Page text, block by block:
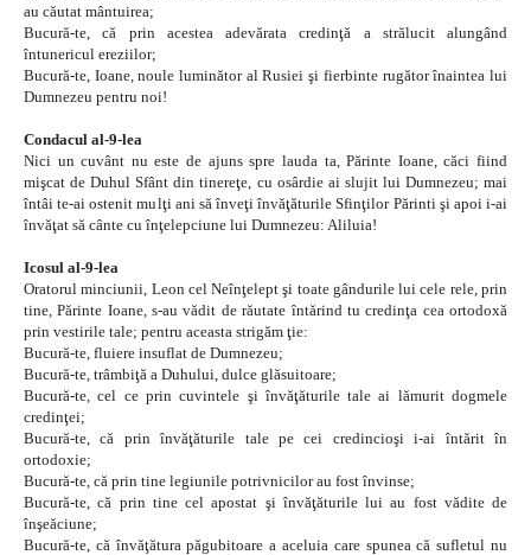
au căutat mântuirea;
Bucură-te, că prin acestea adevărata credinţă a strălucit alungând
întunericul ereziilor;
Bucură-te, Ioane, noule luminător al Rusiei şi fierbinte rugător înaintea lui
Dumnezeu pentru noi!
Condacul al-9-lea
Nici un cuvânt nu este de ajuns spre lauda ta, Părinte Ioane, căci fiind
mişcat de Duhul Sfânt din tinereţe, cu osârdie ai slujit lui Dumnezeu; mai
întâi te-ai ostenit mulţi ani să înveţi învăţăturile Sfinţilor Părinti şi apoi i-ai
învăţat să cânte cu înţelepciune lui Dumnezeu: Aliluia!
Icosul al-9-lea
Oratorul minciunii, Leon cel Neînţelept şi toate gândurile lui cele rele, prin
tine, Părinte Ioane, s-au vădit de răutate întărind tu credinţa cea ortodoxă
prin vestirile tale; pentru aceasta strigăm ţie:
Bucură-te, fluiere insuflat de Dumnezeu;
Bucură-te, trâmbiţă a Duhului, dulce glăsuitoare;
Bucură-te, cel ce prin cuvintele şi învăţăturile tale ai lămurit dogmele
credinţei;
Bucură-te, că prin învăţăturile tale pe cei credincioşi i-ai întărit în
ortodoxie;
Bucură-te, că prin tine legiunile potrivnicilor au fost învinse;
Bucură-te, că prin tine cel apostat şi învăţăturile lui au fost vădite de
înşeăciune;
Bucură-te, că învăţătura păgubitoare a aceluia care spunea că sufletul nu